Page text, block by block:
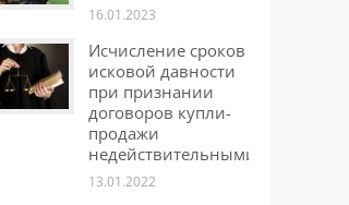
16.01.2023
Исчисление сроков
исковой давности
при признании
договоров купли-
продажи
недействительными
13.01.2022